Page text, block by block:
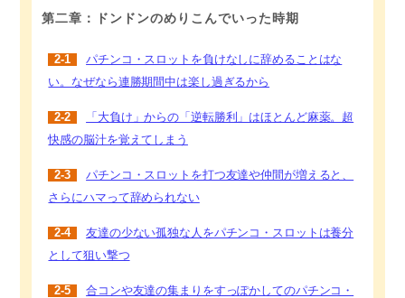
第二章：ドンドンのめりこんでいった時期
2-1
パチンコ・スロットを負けなしに辞めることはな
い。なぜなら連勝期間中は楽し過ぎるから
2-2
「大負け」からの「逆転勝利」はほとんど麻薬。超
快感の脳汁を覚えてしまう
2-3
パチンコ・スロットを打つ友達や仲間が増えると、
さらにハマって辞められない
2-4
友達の少ない孤独な人をパチンコ・スロットは養分
として狙い撃つ
2-5
合コンや友達の集まりをすっぽかしてのパチンコ・